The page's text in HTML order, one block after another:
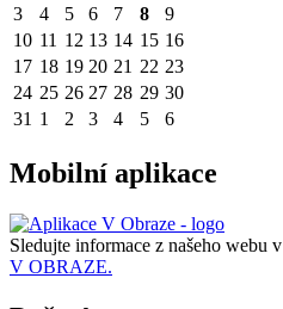
3
4 5 6 7 8
9
10 11 12 13 14 15 16
17 18 19 20 21 22 23
24 25 26 27 28 29 30
31 1 2 3 4 5 6
Mobilní aplikace
Sledujte informace z našeho webu v
V OBRAZE.